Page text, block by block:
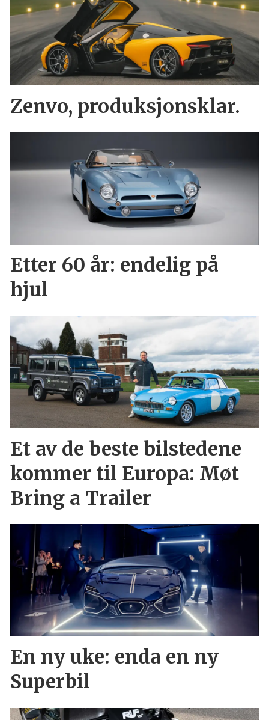
Zenvo, produksjonsklar.
Etter 60 år: endelig på
hjul
Et av de beste bilstedene
kommer til Europa: Møt
Bring a Trailer
En ny uke: enda en ny
Superbil